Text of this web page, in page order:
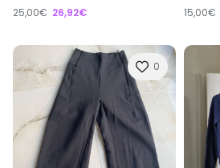
25,00€ 26,92€ 15,00€
0